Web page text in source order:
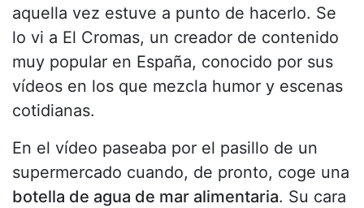
aquella vez estuve a punto de hacerlo. Se
lo vi a El Cromas, un creador de contenido
muy popular en España, conocido por sus
vídeos en los que mezcla humor y escenas
cotidianas.
En el vídeo paseaba por el pasillo de un
supermercado cuando, de pronto, coge una
botella de agua de mar alimentaria. Su cara